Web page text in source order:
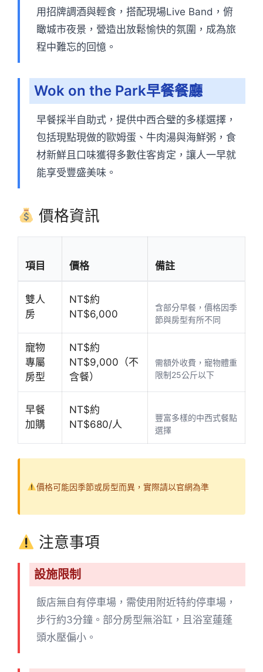
用招牌調酒與輕食，搭配現場Live Band，俯
瞰城市夜景，營造出放鬆愉快的氛圍，成為旅
程中難忘的回憶。
Wok on the Park早餐餐廳
早餐採半自助式，提供中西合璧的多樣選擇，
包括現點現做的歐姆蛋、牛肉湯與海鮮粥，食
材新鮮且口味獲得多數住客肯定，讓人一早就
能享受豐盛美味。
價格資訊
項目 價格 備註
雙人
房
NT$約
NT$6,000
含部分早餐，價格因季
節與房型有所不同
寵物
專屬
房型
NT$約
NT$9,000（不
含餐）
需額外收費，寵物體重
限制25公斤以下
早餐
加購
NT$約
NT$680/人
豐富多樣的中西式餐點
選擇
價格可能因季節或房型而異，實際請以官網為準
注意事項
設施限制
飯店無自有停車場，需使用附近特約停車場，
步行約3分鐘。部分房型無浴缸，且浴室蓮蓬
頭水壓偏小。